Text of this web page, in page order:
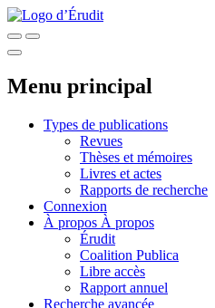
Menu principal
Types de publications
Revues
Thèses et mémoires
Livres et actes
Rapports de recherche
Connexion
À propos À propos
Érudit
Coalition Publica
Libre accès
Rapport annuel
Recherche avancée